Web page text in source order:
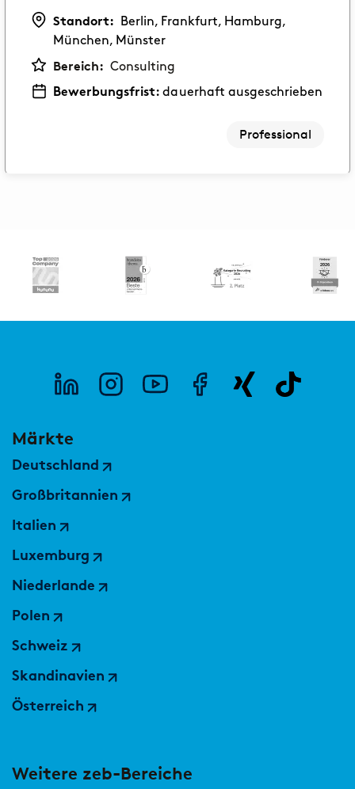
Standort:
Berlin, Frankfurt, Hamburg,
München, Münster
Bereich: Consulting
Bewerbungsfrist:dauerhaft ausgeschrieben
Professional
Märkte
Deutschland
Großbritannien
Italien
Luxemburg
Niederlande
Polen
Schweiz
Skandinavien
Österreich
Weitere zeb-Bereiche